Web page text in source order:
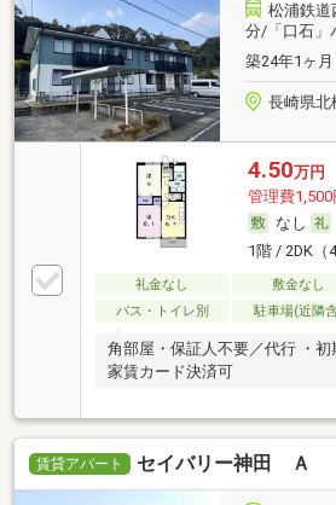
松浦鉄道
分/「口石」
築24年1ヶ
長崎県北
4.50万円
管理費1,500
なし
1階 / 2DK（
礼金なし 敷金なし
バス・トイレ別
駐車場(近隣
角部屋・保証人不要／代行 ・初
家賃カード決済可
賃貸アパート セイバリー神田 Ａ